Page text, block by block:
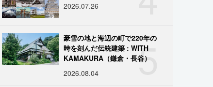
2026.07.26
5
豪雪の地と海辺の町で220年の
時を刻んだ伝統建築 : WITH
KAMAKURA（鎌倉・長谷）
2026.08.04